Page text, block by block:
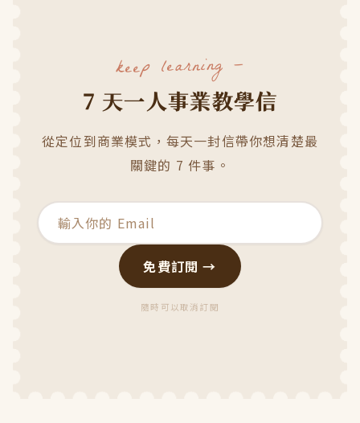
keep learning —
7 天一人事業教學信
從定位到商業模式，每天一封信帶你想清楚最
關鍵的 7 件事。
免費訂閱 →
隨時可以取消訂閱